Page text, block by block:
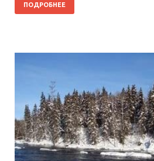
ПОДРОБНЕЕ